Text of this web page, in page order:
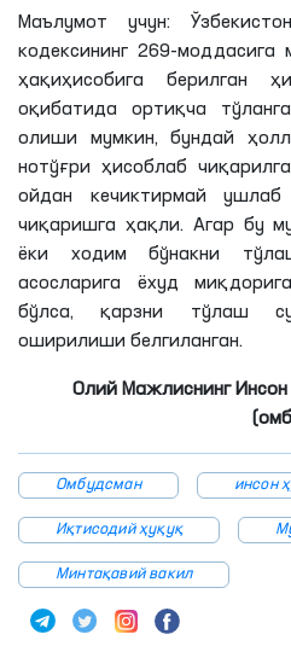
Маълумот учун:
кодексининг 269-
ҳақиҳисобига берилган
оқибатида ортиқча
олиши мумкин, бундай
нотўғри ҳисоблаб
ойдан кечиктирмай
чиқаришга ҳақли. Агар бу
ёки ходим бўнакни
асосларига ёхуд
бўлса, қарзни тўлаш
оширилиши белгиланган.
Олий Мажлиснинг
Омбудсман инсон
Иқтисодий ҳуқуқ
Минтақавий вакил